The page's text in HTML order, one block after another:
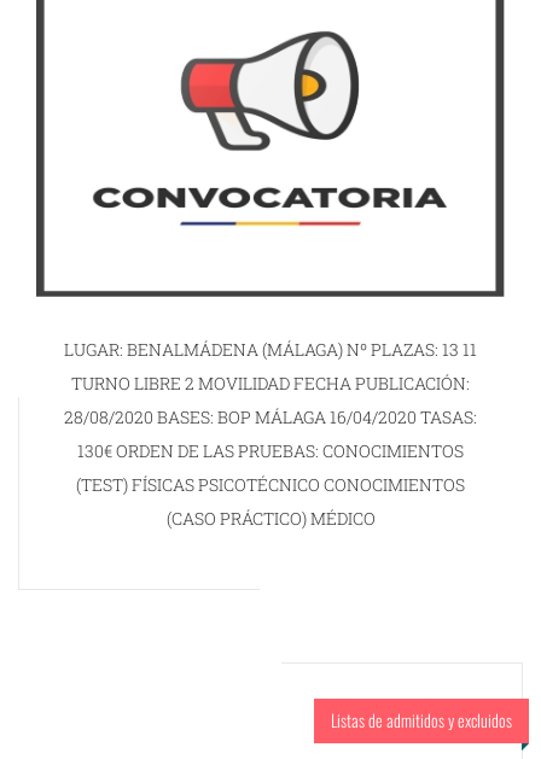
LUGAR: BENALMÁDENA (MÁLAGA) Nº PLAZAS: 13 11
TURNO LIBRE 2 MOVILIDAD FECHA PUBLICACIÓN:
28/08/2020 BASES: BOP MÁLAGA 16/04/2020 TASAS:
130€ ORDEN DE LAS PRUEBAS: CONOCIMIENTOS
(TEST) FÍSICAS PSICOTÉCNICO CONOCIMIENTOS
(CASO PRÁCTICO) MÉDICO
Listas de admitidos y excluidos